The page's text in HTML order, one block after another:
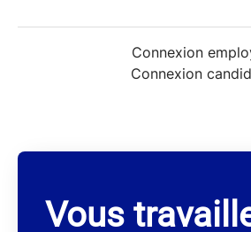
Connexion
Connexion
Vous